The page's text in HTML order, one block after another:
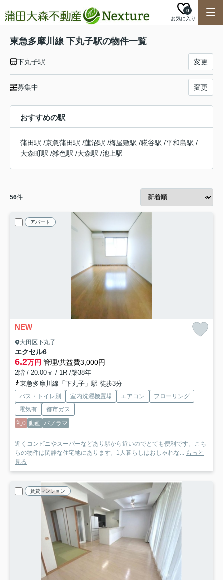
お気に入り
0
東急多摩川線 下丸子駅の物件一覧
下丸子駅 変更
募集中 変更
おすすめの駅
蒲田駅 /京急蒲田駅 /蓮沼駅 /梅屋敷駅 /糀谷駅 /平和島駅 /
大森町駅 /雑色駅 /大森駅 /池上駅
56件
アパート
NEW
大田区下丸子
エクセル6
6.2万円 管理/共益費3,000円
2階 / 20.00㎡ / 1R /築38年
東急多摩川線「下丸子」駅 徒歩3分
バス・トイレ別 室内洗濯機置場 エアコン
フローリング
電気有
都市ガス
礼0 動画 パノラマ
近くコンビニやスーパーなどあり駅から近いのでとても便利です。こち
らの物件は閑静な住宅地にあります。1人暮らしはおしゃれな... もっと
見る
賃貸マンション